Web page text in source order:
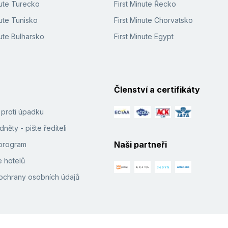
Turecko
Tunisko
Bulharsko
First Minute Řecko
First Minute Chorvatsko
First Minute Egypt
úpadku
- pište řediteli
hotelů
osobních údajů
Členství a certifikáty
Naši partneři